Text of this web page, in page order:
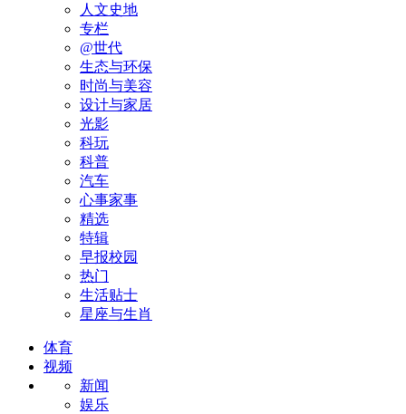
人文史地
专栏
@世代
生态与环保
时尚与美容
设计与家居
光影
科玩
科普
汽车
心事家事
精选
特辑
早报校园
热门
生活贴士
星座与生肖
体育
视频
新闻
娱乐